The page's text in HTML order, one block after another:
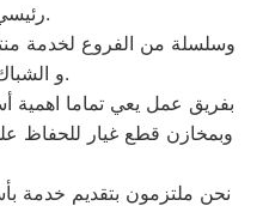
رئيسي بمدينتي‏.
وسلسلة من الفروع لخدمة
و الشباك والمركزى.
بفريق عمل يعي تماما اهمية
وبمخازن قطع غيار للحفاظ
نحن ملتزمون بتقديم خدمة